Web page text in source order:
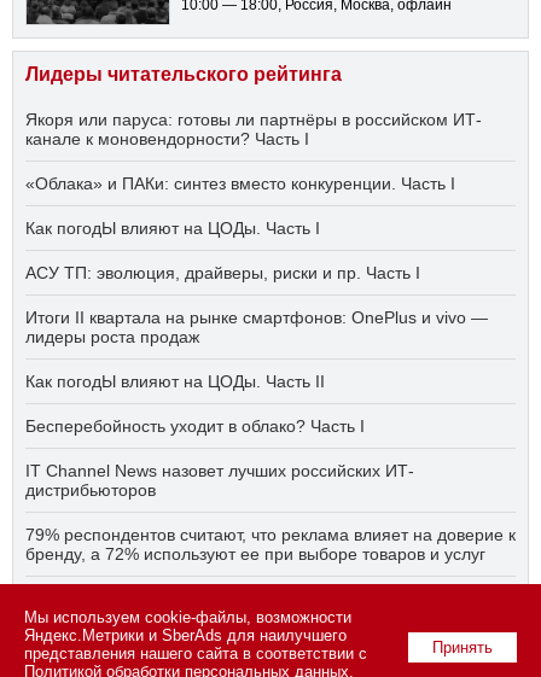
10:00 — 18:00, Россия, Москва, офлайн
Лидеры читательского рейтинга
Якоря или паруса: готовы ли партнёры в российском ИТ-
канале к моновендорности? Часть I
«Облака» и ПАКи: синтез вместо конкуренции. Часть I
Как погодЫ влияют на ЦОДы. Часть I
АСУ ТП: эволюция, драйверы, риски и пр. Часть I
Итоги II квартала на рынке смартфонов: OnePlus и vivo —
лидеры роста продаж
Как погодЫ влияют на ЦОДы. Часть II
Бесперебойность уходит в облако? Часть I
IT Channel News назовет лучших российских ИТ-
дистрибьюторов
79% респондентов считают, что реклама влияет на доверие к
бренду, а 72% используют ее при выборе товаров и услуг
ПО нужно всё сразу? Часть I
Принять
Мы используем cookie-файлы, возможности
Яндекс.Метрики и SberAds для наилучшего
представления нашего сайта в соответствии с
Политикой обработки персональных данных.